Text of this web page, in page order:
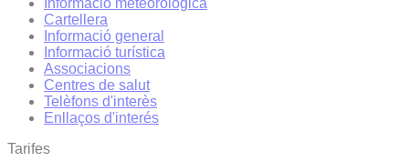
Informació meteorològica
Cartellera
Informació general
Informació turística
Associacions
Centres de salut
Telèfons d'interès
Enllaços d'interés
Tarifes